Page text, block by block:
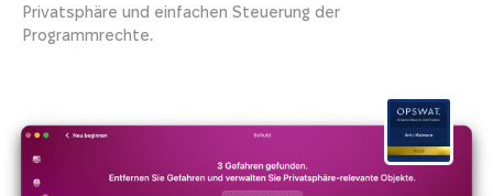
Privatsphäre und einfachen Steuerung der
Programmrechte.